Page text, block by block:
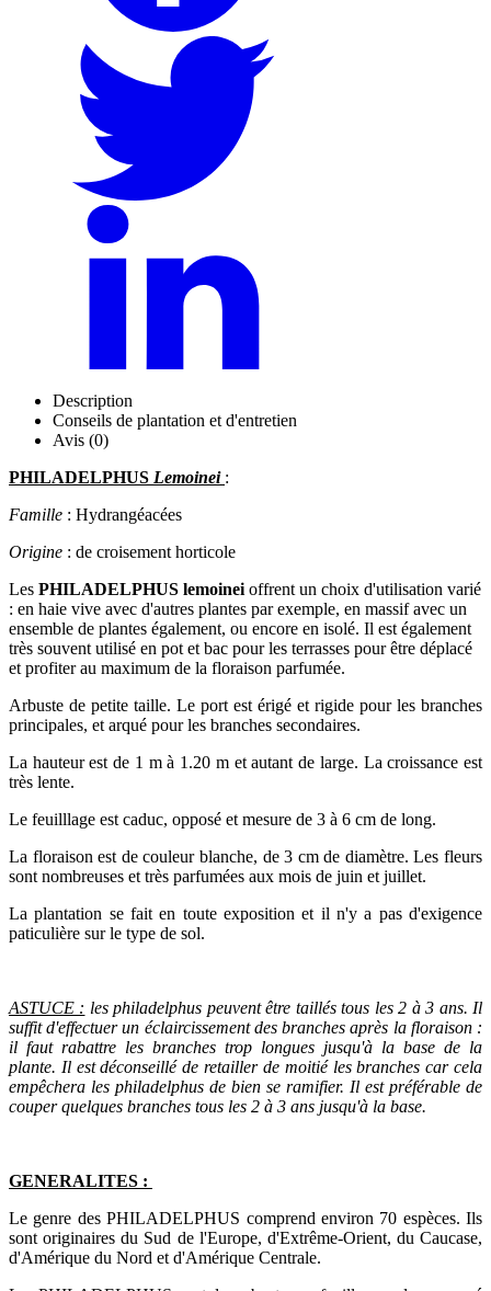
Description
Conseils de plantation et d'entretien
Avis (0)
PHILADELPHUS Lemoinei :
Famille : Hydrangéacées
Origine : de croisement horticole
Les PHILADELPHUS lemoinei offrent un choix d'utilisation varié
: en haie vive avec d'autres plantes par exemple, en massif avec un
ensemble de plantes également, ou encore en isolé. Il est également
très souvent utilisé en pot et bac pour les terrasses pour être déplacé
et profiter au maximum de la floraison parfumée.
Arbuste de petite taille. Le port est érigé et rigide pour les branches
principales, et arqué pour les branches secondaires.
La hauteur est de 1 m à 1.20 m et autant de large. La croissance est
très lente.
Le feuilllage est caduc, opposé et mesure de 3 à 6 cm de long.
La floraison est de couleur blanche, de 3 cm de diamètre. Les fleurs
sont nombreuses et très parfumées aux mois de juin et juillet.
La plantation se fait en toute exposition et il n'y a pas d'exigence
paticulière sur le type de sol.
ASTUCE : les philadelphus peuvent être taillés tous les 2 à 3 ans. Il
suffit d'effectuer un éclaircissement des branches après la floraison :
il faut rabattre les branches trop longues jusqu'à la base de la
plante. Il est déconseillé de retailler de moitié les branches car cela
empêchera les philadelphus de bien se ramifier. Il est préférable de
couper quelques branches tous les 2 à 3 ans jusqu'à la base.
GENERALITES :
Le genre des PHILADELPHUS comprend environ 70 espèces. Ils
sont originaires du Sud de l'Europe, d'Extrême-Orient, du Caucase,
d'Amérique du Nord et d'Amérique Centrale.